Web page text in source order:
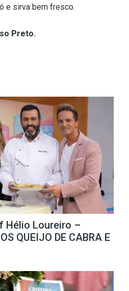
e sirva bem fresco.
Preto.
Hélio Loureiro –
QUEIJO DE CABRA E